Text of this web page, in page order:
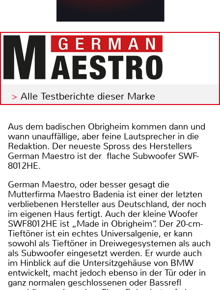
Alle Testberichte dieser Marke
Aus dem badischen Obrigheim kommen dann und
wann unauffällige, aber feine Lautsprecher in die
Redaktion. Der neueste Spross des Herstellers
German Maestro ist der flache Subwoofer SWF-
8012HE.
German Maestro, oder besser gesagt die
Mutterfirma Maestro Badenia ist einer der letzten
verbliebenen Hersteller aus Deutschland, der noch
im eigenen Haus fertigt. Auch der kleine Woofer
SWF8012HE ist „Made in Obrigheim“. Der 20-cm-
Tieftöner ist ein echtes Universalgenie, er kann
sowohl als Tieftöner in Dreiwegesystemen als auch
als Subwoofer eingesetzt werden. Er wurde auch
im Hinblick auf die Untersitzgehäuse von BMW
entwickelt, macht jedoch ebenso in der Tür oder in
ganz normalen geschlossenen oder Bassrefl